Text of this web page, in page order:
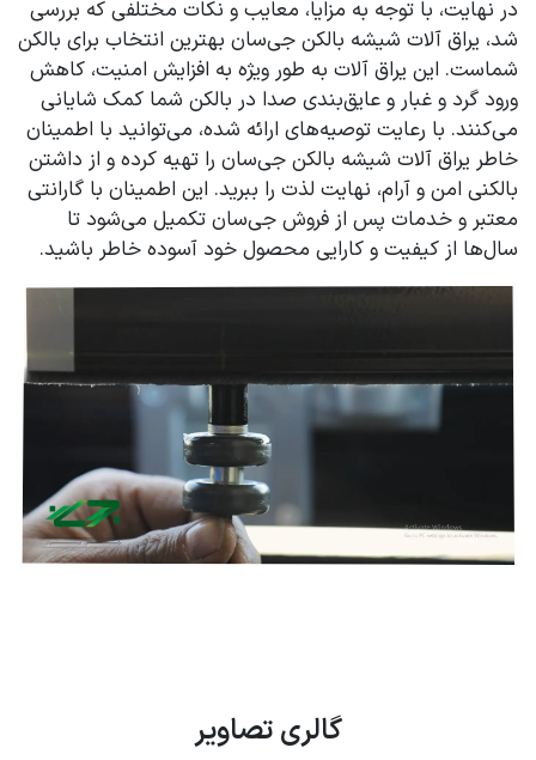
در نهایت، با توجه به مزایا، معایب و نکات مختلفی که بررسی
شد، یراق آلات شیشه بالکن جی‌سان بهترین انتخاب برای بالکن
شماست. این یراق آلات به طور ویژه به افزایش امنیت، کاهش
ورود گرد و غبار و عایق‌بندی صدا در بالکن شما کمک شایانی
می‌کنند. با رعایت توصیه‌های ارائه شده، می‌توانید با اطمینان
خاطر یراق آلات شیشه بالکن جی‌سان را تهیه کرده و از داشتن
بالکنی امن و آرام، نهایت لذت را ببرید. این اطمینان با گارانتی
معتبر و خدمات پس از فروش جی‌سان تکمیل می‌شود تا
سال‌ها از کیفیت و کارایی محصول خود آسوده خاطر باشید.
گالری تصاویر